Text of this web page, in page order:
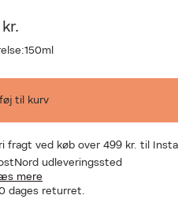
150ml
til kurv
fragt ved køb over 499 kr. til
udleveringssted
mere
dages returret.